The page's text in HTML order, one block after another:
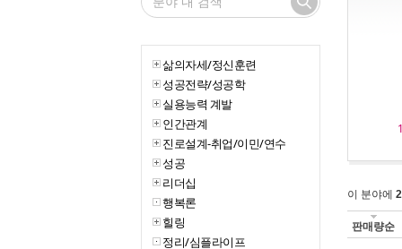
삶의자세/정신훈련
성공전략/성공학
실용능력 계발
인간관계
진로설계-취업/이민/연수
성공
리더십
행복론
힐링
정리/심플라이프
이 분야에
판매량순